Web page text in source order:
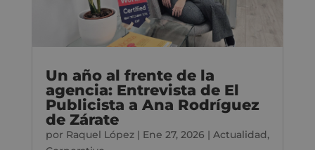
Un año al frente de la
agencia: Entrevista de El
Publicista a Ana Rodríguez
de Zárate
por Raquel López| Ene 27, 2026 | Actualidad,